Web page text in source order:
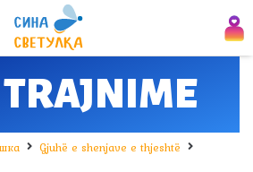
Gjuhë e shenjave e thjeshtë